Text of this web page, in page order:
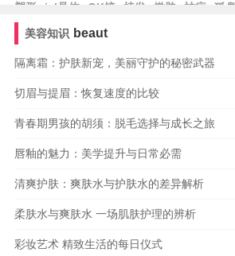
塑形
icl晶体 OK镜 植发 嫩肤 祛疤 狐臭
黄褐斑
美容知识 beaut
隔离霜：护肤新宠，美丽守护的秘密武器
切眉与提眉：恢复速度的比较
青春期男孩的胡须：脱毛选择与成长之旅
唇釉的魅力：美学提升与日常必需
清爽护肤：爽肤水与护肤水的差异解析
柔肤水与爽肤水 一场肌肤护理的辨析
彩妆艺术 精致生活的每日仪式